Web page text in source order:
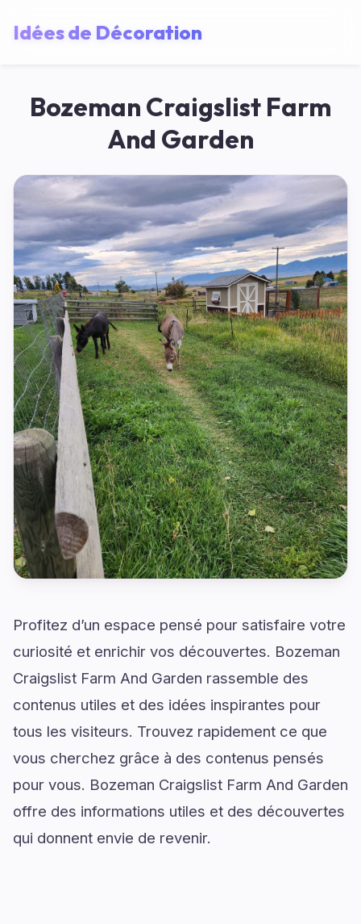
Idées de Décoration
Bozeman Craigslist Farm
And Garden
Profitez d’un espace pensé pour satisfaire votre
curiosité et enrichir vos découvertes. Bozeman
Craigslist Farm And Garden rassemble des
contenus utiles et des idées inspirantes pour
tous les visiteurs. Trouvez rapidement ce que
vous cherchez grâce à des contenus pensés
pour vous. Bozeman Craigslist Farm And Garden
offre des informations utiles et des découvertes
qui donnent envie de revenir.